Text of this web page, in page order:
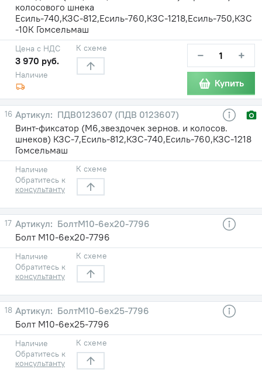
колосового шнека
Есиль-740,КЗС-812,Есиль-760,КЗС-1218,Есиль-750,КЗС
-10К Гомсельмаш
Наличие
Цена с НДС
3 970 руб.
К схеме − +
Купить
16
ПДВ0123607 (ПДВ 0123607)
Винт-фиксатор (М6,звездочек зернов. и колосов.
шнеков) КЗС-7,Есиль-812,КЗС-740,Есиль-760,КЗС-1218
Гомсельмаш
Наличие
Обратитесь к
консультанту
К схеме
17
БолтМ10-6ех20-7796
Болт М10-6ех20-7796
Наличие
Обратитесь к
консультанту
К схеме
18
БолтМ10-6ех25-7796
Болт М10-6ех25-7796
Наличие
Обратитесь к
консультанту
К схеме